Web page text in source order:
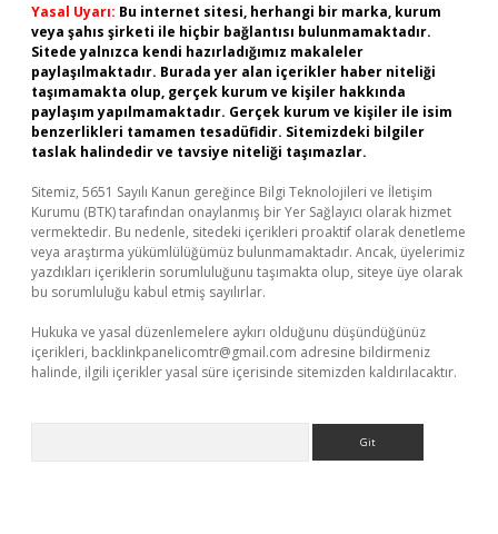
Yasal Uyarı: Bu internet sitesi, herhangi bir marka, kurum
veya şahıs şirketi ile hiçbir bağlantısı bulunmamaktadır.
Sitede yalnızca kendi hazırladığımız makaleler
paylaşılmaktadır. Burada yer alan içerikler haber niteliği
taşımamakta olup, gerçek kurum ve kişiler hakkında
paylaşım yapılmamaktadır. Gerçek kurum ve kişiler ile isim
benzerlikleri tamamen tesadüfidir. Sitemizdeki bilgiler
taslak halindedir ve tavsiye niteliği taşımazlar.
Sitemiz, 5651 Sayılı Kanun gereğince Bilgi Teknolojileri ve İletişim
Kurumu (BTK) tarafından onaylanmış bir Yer Sağlayıcı olarak hizmet
vermektedir. Bu nedenle, sitedeki içerikleri proaktif olarak denetleme
veya araştırma yükümlülüğümüz bulunmamaktadır. Ancak, üyelerimiz
yazdıkları içeriklerin sorumluluğunu taşımakta olup, siteye üye olarak
bu sorumluluğu kabul etmiş sayılırlar.
Hukuka ve yasal düzenlemelere aykırı olduğunu düşündüğünüz
içerikleri, backlinkpanelicomtr@gmail.com adresine bildirmeniz
halinde, ilgili içerikler yasal süre içerisinde sitemizden kaldırılacaktır.